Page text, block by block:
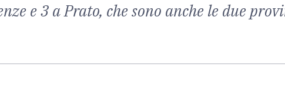
e 3 a Prato, che sono anche le due